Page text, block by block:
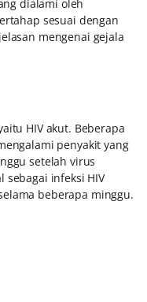
dialami oleh
sesuai dengan
mengenai gejala
HIV akut. Beberapa
penyakit yang
setelah virus
sebagai infeksi HIV
beberapa minggu.